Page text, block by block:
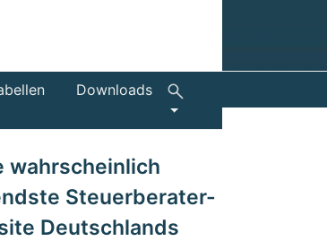
Downloads
wahrscheinlich
Steuerberater-
Deutschlands